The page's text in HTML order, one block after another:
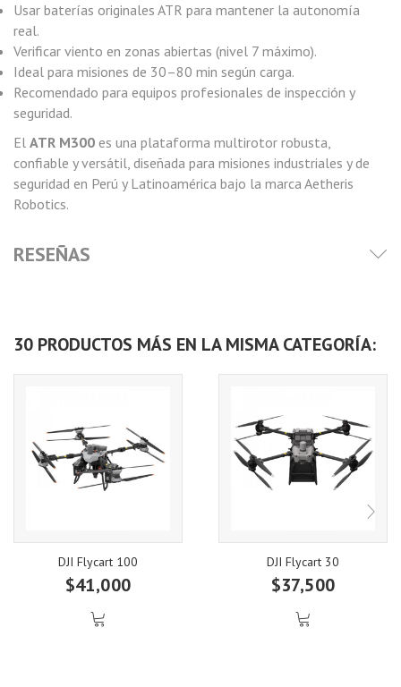
Usar baterías originales ATR para mantener la autonomía
real.
Verificar viento en zonas abiertas (nivel 7 máximo).
Ideal para misiones de 30–80 min según carga.
Recomendado para equipos profesionales de inspección y
seguridad.
El ATR M300 es una plataforma multirotor robusta,
confiable y versátil, diseñada para misiones industriales y de
seguridad en Perú y Latinoamérica bajo la marca Aetheris
Robotics.
RESEÑAS
30 PRODUCTOS MÁS EN LA MISMA CATEGORÍA:
DJI Flycart 100
$41,000
DJI Flycart 30
$37,500